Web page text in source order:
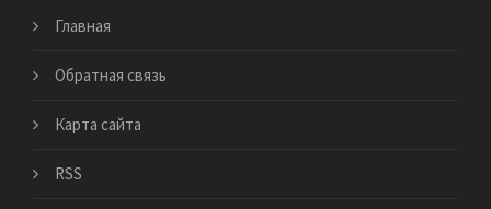
Главная
Обратная связь
Карта сайта
RSS